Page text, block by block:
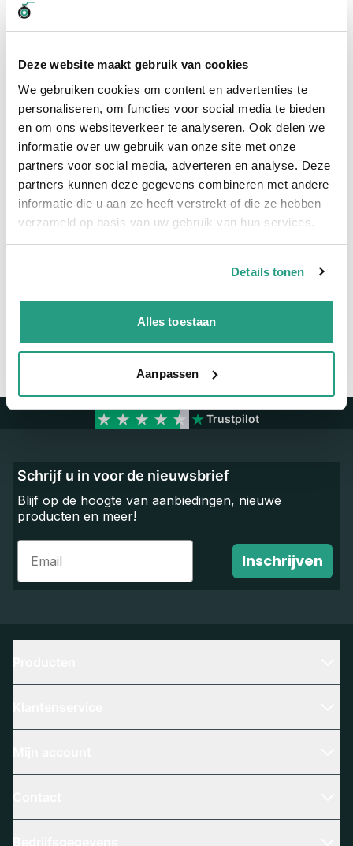
Deze website maakt gebruik van cookies
We gebruiken cookies om content en advertenties te
personaliseren, om functies voor social media te bieden
en om ons websiteverkeer te analyseren. Ook delen we
informatie over uw gebruik van onze site met onze
partners voor social media, adverteren en analyse. Deze
partners kunnen deze gegevens combineren met andere
informatie die u aan ze heeft verstrekt of die ze hebben
verzameld op basis van uw gebruik van hun services.
Details tonen
Alles toestaan
Aanpassen
Snelle levering
Meer informatie
Meer informatie
Maatvoering koppeling 1 1/4"
Materiaal Messing vernikkeld
Neem contact met ons op
Trustpilot
Schrijf u in voor de nieuwsbrief
Blijf op de hoogte van aanbiedingen, nieuwe
producten en meer!
Email
Inschrijven